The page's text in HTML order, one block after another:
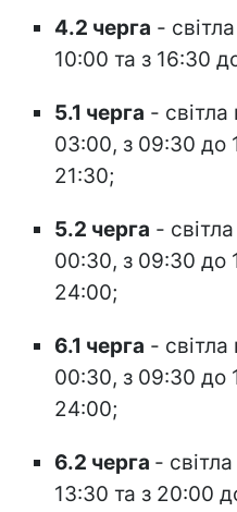
4.2 черга -
10:00 та з 16:30
5.1 черга -
03:00, з 09:30 до
21:30;
5.2 черга -
00:30, з 09:30 до
24:00;
6.1 черга -
00:30, з 09:30 до
24:00;
6.2 черга -
13:30 та з 20:00